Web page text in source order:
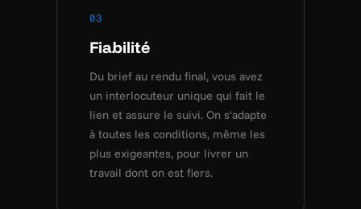
03
Fiabilité
Du brief au rendu final, vous avez
un interlocuteur unique qui fait le
lien et assure le suivi. On s'adapte
à toutes les conditions, même les
plus exigeantes, pour livrer un
travail dont on est fiers.